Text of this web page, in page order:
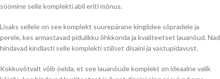
söömine selle komplekti abil eriti mõnus.
Lisaks sellele on see komplekt suurepärane kingiidee sõpradele ja
perele, kes armastavad pidulikku õhkkonda ja kvaliteetset lauanõud. Nad
hindavad kindlasti selle komplekti stiilset disaini ja vastupidavust.
Kokkuvõtvalt võib öelda, et see lauanõude komplekt on ideaalne valik